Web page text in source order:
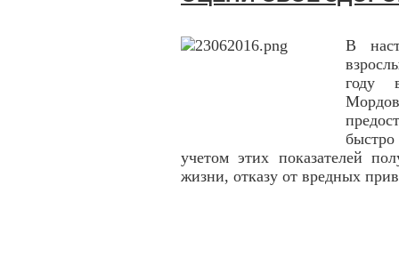
В
году
быстро
учетом этих показателей
жизни, отказу от вредных